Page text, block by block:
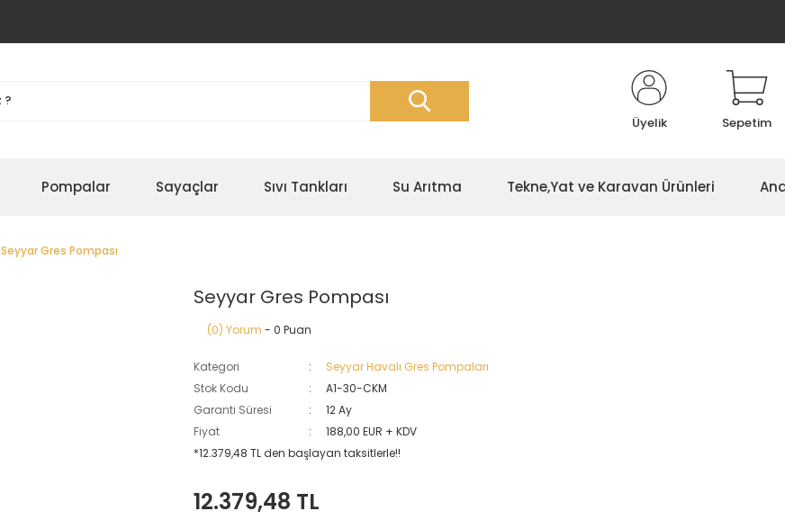
Üyelik Sepetim
Pompalar Sayaçlar Sıvı Tankları Su Arıtma Tekne,Yat ve Karavan Ürünleri
Seyyar Gres Pompası
Seyyar Gres Pompası
(0) Yorum - 0 Puan
Kategori
Seyyar Havalı Gres Pompaları
Stok Kodu
A1-30-CKM
Garanti Süresi
12 Ay
Fiyat
188,00 EUR + KDV
*12.379,48 TL den başlayan taksitlerle!!
12.379,48 TL